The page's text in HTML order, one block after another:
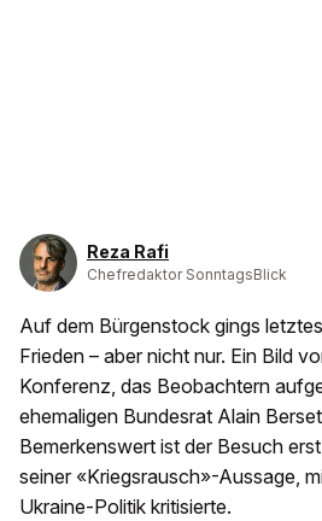
Reza Rafi
Chefredaktor SonntagsBlick
Auf dem Bürgenstock gings
Frieden – aber nicht nur. Ein Bild
Konferenz, das Beobachtern
ehemaligen Bundesrat Alain
Bemerkenswert ist der Besuch
seiner «Kriegsrausch»-Aussage,
Ukraine-Politik kritisierte.